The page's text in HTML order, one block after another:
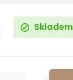
Skladem